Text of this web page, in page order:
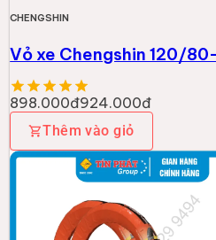
CHENGSHIN
Vỏ xe Chengshin 120/
898.000đ924.000đ
Thêm vào giỏ